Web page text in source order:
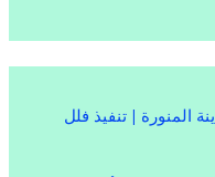
المنورة | تنفيذ فلل